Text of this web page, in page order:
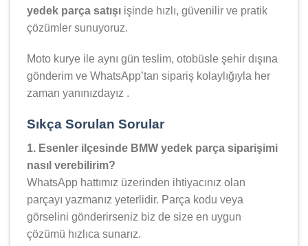
yedek parça satışı işinde hızlı, güvenilir ve pratik
çözümler sunuyoruz.
Moto kurye ile aynı gün teslim, otobüsle şehir dışına
gönderim ve WhatsApp’tan sipariş kolaylığıyla her
zaman yanınızdayız .
Sıkça Sorulan Sorular
1. Esenler ilçesinde BMW yedek parça siparişimi
nasıl verebilirim?
WhatsApp hattımız üzerinden ihtiyacınız olan
parçayı yazmanız yeterlidir. Parça kodu veya
görselini gönderirseniz biz de size en uygun
çözümü hızlıca sunarız.